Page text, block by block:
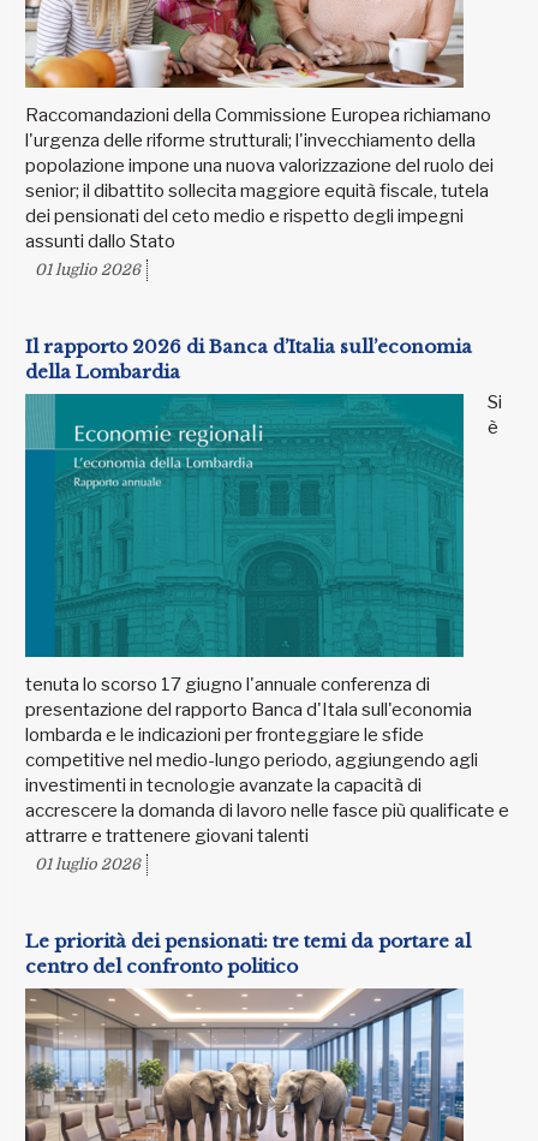
Raccomandazioni della Commissione Europea richiamano
l'urgenza delle riforme strutturali; l'invecchiamento della
popolazione impone una nuova valorizzazione del ruolo dei
senior; il dibattito sollecita maggiore equità fiscale, tutela
dei pensionati del ceto medio e rispetto degli impegni
assunti dallo Stato
01 luglio 2026
Il rapporto 2026 di Banca d’Italia sull’economia
della Lombardia
Si
è
tenuta lo scorso 17 giugno l'annuale conferenza di
presentazione del rapporto Banca d'Itala sull'economia
lombarda e le indicazioni per fronteggiare le sfide
competitive nel medio-lungo periodo, aggiungendo agli
investimenti in tecnologie avanzate la capacità di
accrescere la domanda di lavoro nelle fasce più qualificate e
attrarre e trattenere giovani talenti
01 luglio 2026
Le priorità dei pensionati: tre temi da portare al
centro del confronto politico